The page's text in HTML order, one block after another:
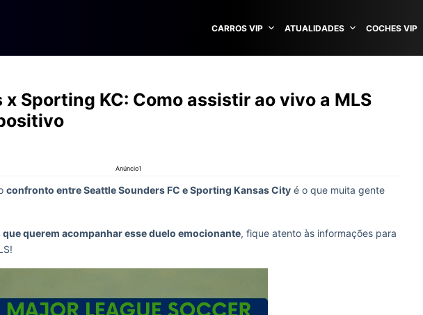
CARROS VIP ATUALIDADES COCHES VIP
Sporting KC: Como assistir ao vivo a MLS
Anúncio1
confronto entre Seattle Sounders FC e Sporting Kansas City é o que muita gente
que querem acompanhar esse duelo emocionante, fique atento às informações para